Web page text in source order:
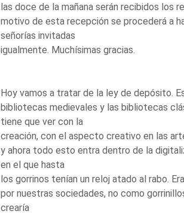
las doce de la mañana serán recibidos los
motivo de esta recepción se procederá a
señorías invitadas
igualmente. Muchísimas gracias.
Hoy vamos a tratar de la ley de depósito.
bibliotecas medievales y las bibliotecas
tiene que ver con la
creación, con el aspecto creativo en las
y ahora todo esto entra dentro de la
en el que hasta
los gorrinos tenían un reloj atado al rabo.
por nuestras sociedades, no como
crearía